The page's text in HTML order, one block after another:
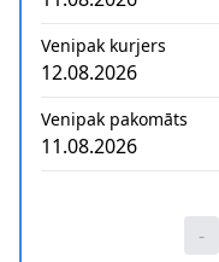
Venipak kurjers
12.08.2026
Venipak pakomāts
11.08.2026
-